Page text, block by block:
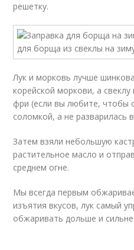
решетку.
Лук и морковь лучше
корейской моркови, а
фри (если вы любите, чтобы
соломкой, а не разварилась
Затем взяли небольшую
растительное масло и
среднем огне.
Мы всегда первым
изъятия вкусов, лук самый
обжаривать дольше и